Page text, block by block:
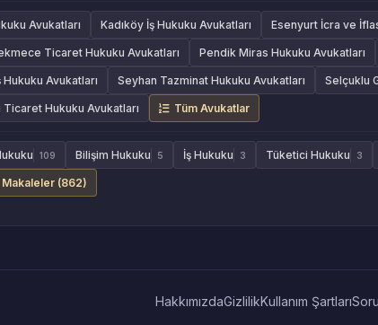
Avukatları Kadıköy İş Hukuku Avukatları Esenyurt İcra ve
Ticaret Hukuku Avukatları Pendik Miras Hukuku Avukatları
Avukatları Seyhan Tazminat Hukuku Avukatları Selçuklu
Hukuku Avukatları Tüm Avukatlar
109 Bilişim Hukuku 5 İş Hukuku 3 Tüketici Hukuku 3
Makaleler (862)
HakkımızdaGizlilikKullanım Şartları